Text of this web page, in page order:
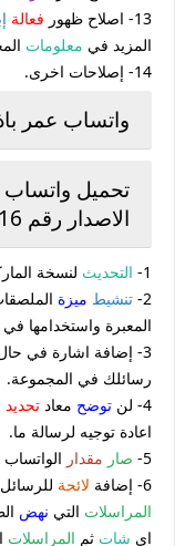
13- اصلاح ظهور
فعالة
المزيد في معلومات
14- إصلاحات اخرى.
واتساب عمر
الاصدار رقم 16:
1- التحديث لنسخة الماركت
2- تنشيط ميزة
المعبرة واستخدامها
3- إضافة اشارة في حال
رسائلك في المجموعة.
4- لن
توضح معاد تحديد
اعادة توجيه لرسالة ما.
5- صار مقدار الواتساب 36 ميقا
6- إضافة
لائحة
المراسلات التي نهض
اي شات ثم المراسلات